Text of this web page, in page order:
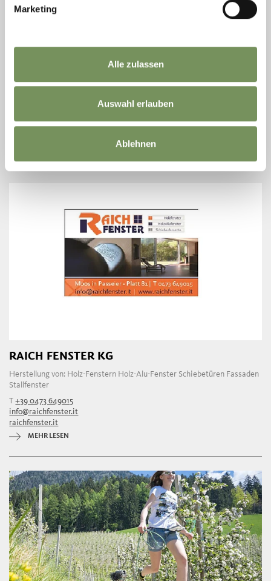
Marketing
Alle zulassen
Auswahl erlauben
Ablehnen
ÖFFENTLICHER PARKPLATZ VERNUER
info@gemeinde.riffian.bz.it
RAICH FENSTER KG
Herstellung von: Holz-Fenstern Holz-Alu-Fenster Schiebetüren Fassaden
Stallfenster
T+39 0473 649015
info@raichfenster.it
raichfenster.it
MEHR LESEN